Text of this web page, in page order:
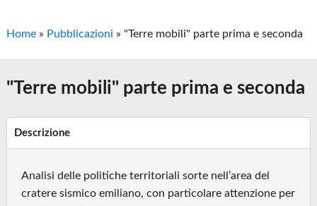
Home » Pubblicazioni » "Terre mobili" parte prima e seconda
"Terre mobili" parte prima e seconda
Descrizione
Analisi delle politiche territoriali sorte nell’area del
cratere sismico emiliano, con particolare attenzione per